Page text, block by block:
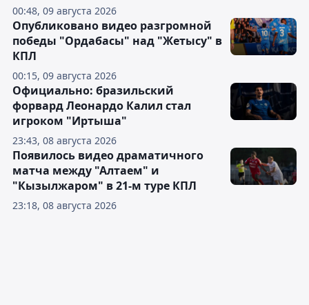
00:48, 09 августа 2026
00:15, 09 августа 2026
Опубликовано видео разгромной
победы "Ордабасы" над "Жетысу" в
КПЛ
23:43, 08 августа 2026
Официально: бразильский
форвард Леонардо Калил стал
игроком "Иртыша"
23:18, 08 августа 2026
Появилось видео драматичного
матча между "Алтаем" и
"Кызылжаром" в 21-м туре КПЛ